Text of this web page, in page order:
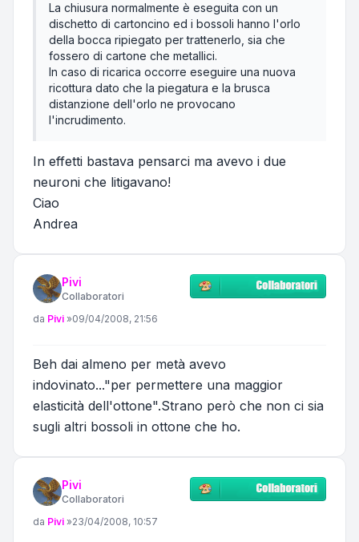
La chiusura normalmente è eseguita con un
dischetto di cartoncino ed i bossoli hanno l'orlo
della bocca ripiegato per trattenerlo, sia che
fossero di cartone che metallici.
In caso di ricarica occorre eseguire una nuova
ricottura dato che la piegatura e la brusca
distanzione dell'orlo ne provocano
l'incrudimento.
In effetti bastava pensarci ma avevo i due
neuroni che litigavano!
Ciao
Andrea
Pivi
Collaboratori
Messaggio
da Pivi »09/04/2008, 21:56
Beh dai almeno per metà avevo
indovinato..."per permettere una maggior
elasticità dell'ottone".Strano però che non ci sia
sugli altri bossoli in ottone che ho.
Pivi
Collaboratori
Messaggio
da Pivi »23/04/2008, 10:57